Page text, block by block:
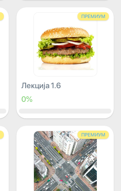
ПРЕМИУМ
Лекција 1.6
0%
ПРЕМИУМ